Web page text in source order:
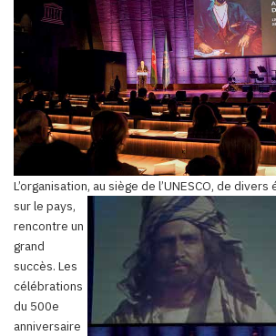
L’organisation, au siège de l’UNESCO, de divers
sur le pays,
rencontre un
grand
succès. Les
célébrations
du 500e
anniversaire